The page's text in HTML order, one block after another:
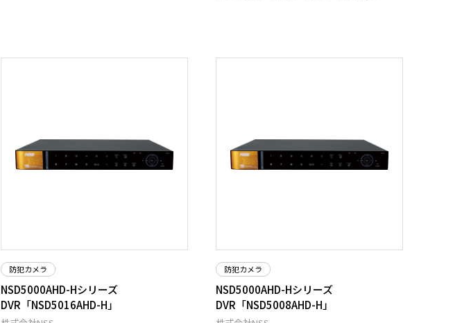
防犯カメラ
NSD5000AHD-Hシリーズ
DVR「NSD5016AHD-H」
防犯カメラ
NSD5000AHD-Hシリーズ
DVR「NSD5008AHD-H」